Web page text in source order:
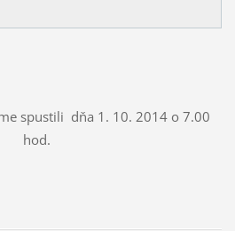
spustili dňa 1. 10. 2014 o 7.00
hod.